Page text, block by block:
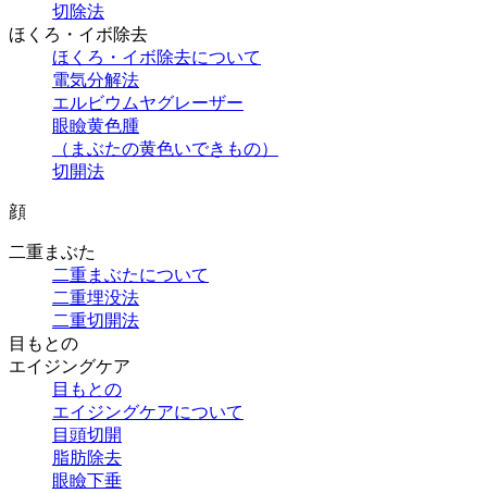
切除法
ほくろ・イボ除去
ほくろ・イボ除去について
電気分解法
エルビウムヤグレーザー
眼瞼黄色腫
（まぶたの黄色いできもの）
切開法
顔
二重まぶた
二重まぶたについて
二重埋没法
二重切開法
目もとの
エイジングケア
目もとの
エイジングケアについて
目頭切開
脂肪除去
眼瞼下垂